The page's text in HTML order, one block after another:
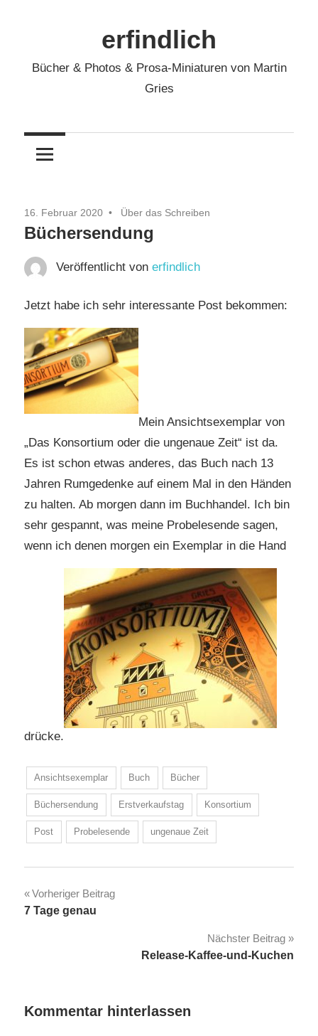
erfindlich
Bücher & Photos & Prosa-Miniaturen von Martin
Gries
16. Februar 2020 Über das Schreiben
Büchersendung
Veröffentlicht von erfindlich
Jetzt habe ich sehr interessante Post bekommen:
Mein Ansichtsexemplar von
„Das Konsortium oder die ungenaue Zeit“ ist da.
Es ist schon etwas anderes, das Buch nach 13
Jahren Rumgedenke auf einem Mal in den Händen
zu halten. Ab morgen dann im Buchhandel. Ich bin
sehr gespannt, was meine Probelesende sagen,
wenn ich denen morgen ein Exemplar in die Hand
drücke.
Ansichtsexemplar Buch Bücher
Büchersendung Erstverkaufstag Konsortium
Post Probelesende ungenaue Zeit
Beitragsnavigation
Vorheriger Beitrag
7 Tage genau
Nächster Beitrag
Release-Kaffee-und-Kuchen
Kommentar hinterlassen